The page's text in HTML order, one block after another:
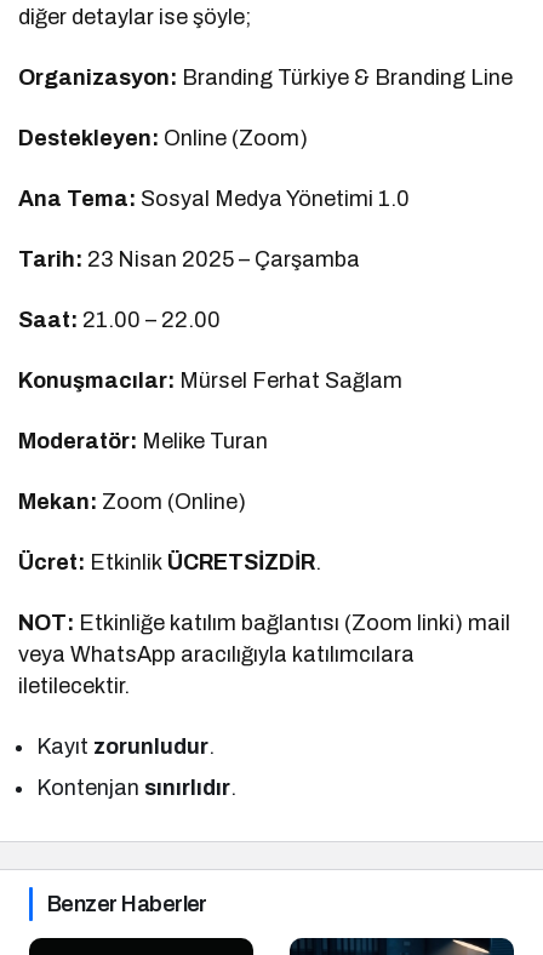
diğer detaylar ise şöyle;
Organizasyon: Branding Türkiye & Branding Line
Destekleyen: Online (Zoom)
Ana Tema: Sosyal Medya Yönetimi 1.0
Tarih: 23 Nisan 2025 – Çarşamba
Saat: 21.00 – 22.00
Konuşmacılar: Mürsel Ferhat Sağlam
Moderatör: Melike Turan
Mekan: Zoom (Online)
Ücret: Etkinlik ÜCRETSİZDİR.
NOT: Etkinliğe katılım bağlantısı (Zoom linki) mail
veya WhatsApp aracılığıyla katılımcılara
iletilecektir.
Kayıt zorunludur.
Kontenjan sınırlıdır.
Benzer Haberler